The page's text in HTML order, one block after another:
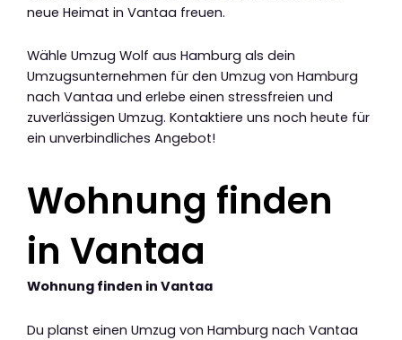
neue Heimat in Vantaa freuen.
Wähle Umzug Wolf aus Hamburg als dein
Umzugsunternehmen für den Umzug von Hamburg
nach Vantaa und erlebe einen stressfreien und
zuverlässigen Umzug. Kontaktiere uns noch heute für
ein unverbindliches Angebot!
Wohnung finden
in Vantaa
Wohnung finden in Vantaa
Du planst einen Umzug von Hamburg nach Vantaa